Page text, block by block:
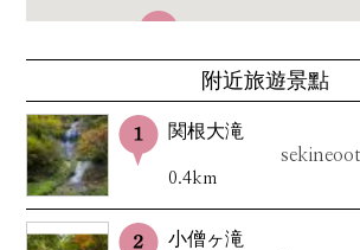
附近旅遊景點
関根大滝
0.4km
小僧ヶ滝